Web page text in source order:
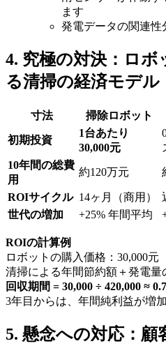
ます
発電データの関連性
4. 究極の対決：ロボ
る清掃の経済モデル
寸法 掃除ロボット
初期投資
1台あたり
30,000元
10年間の総費
用
約120万元
ROIサイクル 14ヶ月（商用）
世代の増加
+25% 年間平均
ROIの計算例
ロボットの購入価格：30,000元
清掃による年間節約額＋発電量
回収期間 = 30,000 ÷ 420,000 ≈
3年目からは、年間純利益が増
5. 懸念への対応：